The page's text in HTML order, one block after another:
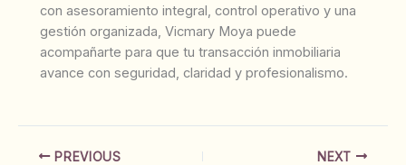
con asesoramiento integral, control operativo y una
gestión organizada, Vicmary Moya puede
acompañarte para que tu transacción inmobiliaria
avance con seguridad, claridad y profesionalismo.
PREVIOUS NEXT